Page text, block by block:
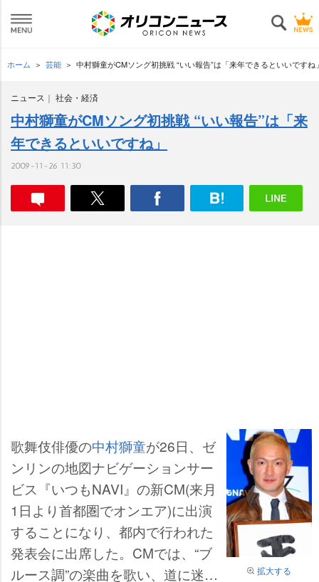
ホーム 芸能 中村獅童がCMソング初挑戦 “いい報告”は「来年できるといいですね
ニュース 社会・経済
中村獅童がCMソング初挑戦 “いい報告”は「来
年できるといいですね」
2009-11-26 11:30
拡大する
歌舞伎俳優の中村獅童が26日、ゼ
ンリンの地図ナビゲーションサー
ビス『いつもNAVI』の新CM(来月
1日より首都圏でオンエア)に出演
することになり、都内で行われた
発表会に出席した。CMでは、“ブ
ルース調”の楽曲を歌い、道に迷っ